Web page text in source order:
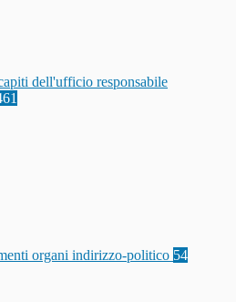
dell'ufficio responsabile
organi indirizzo-politico 54